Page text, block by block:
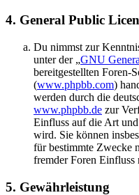
4. General Public
Du nimmst zur
unter der „GNU
bereitgestellten Foren-
(www.phpbb.com)
werden durch die
www.phpbb.de zur
Einfluss auf die Art
wird. Sie können
für bestimmte Zwecke
fremder Foren Einfluss
5. Gewährleistung